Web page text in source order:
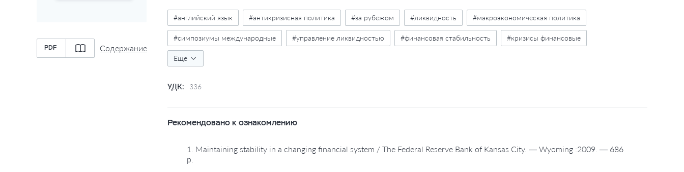
PDF Содержание
#английский язык #антикризисная политика #за рубежом #ликвидность #макроэкономическая политика
#симпозиумы международные #управление ликвидностью #финансовая стабильность #кризисы финансовые
#экономическая активность
Еще
УДК: 336
Рекомендовано к ознакомлению
1. Maintaining stability in a changing financial system / The Federal Reserve Bank of Kansas City. — Wyoming :2009. — 686
p.